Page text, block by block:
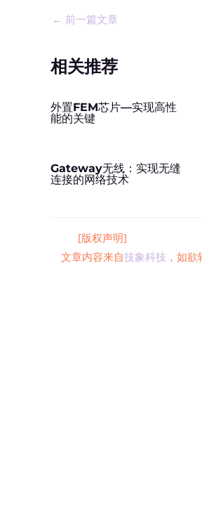
← 前一篇文章
相关推荐
外置FEM芯片—实现高性
能的关键
Gateway无线：实现无缝
连接的网络技术
[版权声明]
文章内容来自技象科技 ，如